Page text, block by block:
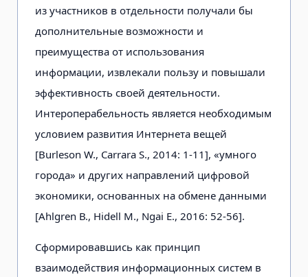
из участников в отдельности получали бы
дополнительные возможности и
преимущества от использования
информации, извлекали пользу и повышали
эффективность своей деятельности.
Интероперабельность является необходимым
условием развития Интернета вещей
[Burleson W., Carrara S., 2014: 1-11], «умного
города» и других направлений цифровой
экономики, основанных на обмене данными
[Ahlgren В., Hidell М., Ngai Е., 2016: 52-56].
Сформировавшись как принцип
взаимодействия информационных систем в